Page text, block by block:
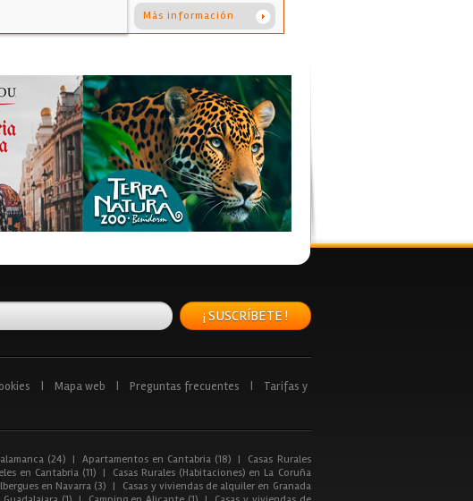
Más información
¡ SUSCRÍBETE !
Mapa web Preguntas frecuentes
Tarifas y
(24) | Apartamentos en Cantabria (18) |
Casas Rurales
en Cantabria (11) |
Casas Rurales (Habitaciones) en La Coruña
en Navarra (3) |
Casas y viviendas de alquiler en Granada